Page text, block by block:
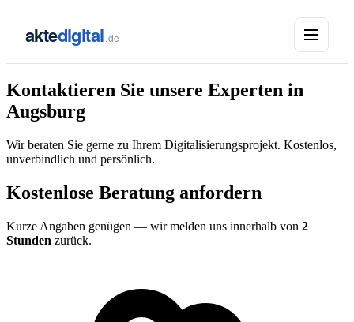
aktedigital.de
Kontaktieren Sie unsere Experten in
Augsburg
Wir beraten Sie gerne zu Ihrem Digitalisierungsprojekt. Kostenlos,
unverbindlich und persönlich.
Kostenlose Beratung anfordern
Kurze Angaben genügen — wir melden uns innerhalb von 2
Stunden zurück.